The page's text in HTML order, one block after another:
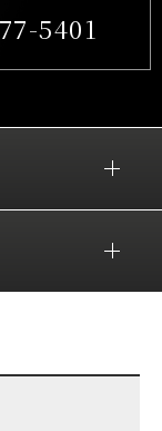
5401